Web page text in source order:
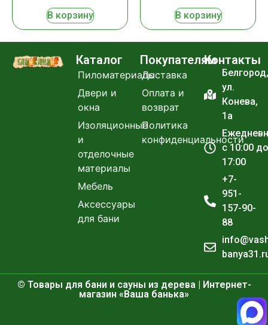
В корзину В корзину
Каталог
Пиломатериалы
Двери и
окна
Изоляционные
и
отделочные
материалы
Мебель
Аксессуары
для бани
Покупателям
Доставка
Оплата и
возврат
Политика
конфиденциальности
Контакты
Белгород,
ул.
Конева,
1а
с 10:00 до
17:00
+7-
951-
157-90-
88
© Товары для бани и сауны из дерева | Интернет-
магазин «Ваша банька»